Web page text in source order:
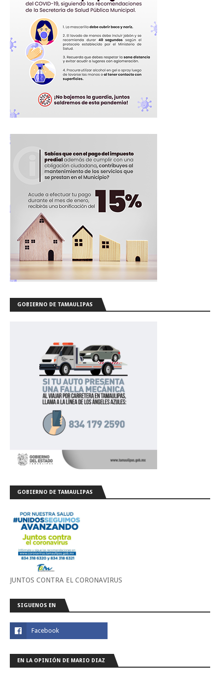
GOBIERNO DE TAMAULIPAS
GOBIERNO DE TAMAULIPAS
JUNTOS CONTRA EL CORONAVIRUS
SIGUENOS EN
EN LA OPINIÓN DE MARIO DIAZ